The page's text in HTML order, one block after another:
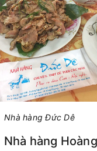
Nhà hàng Đức Dê
Nhà hàng